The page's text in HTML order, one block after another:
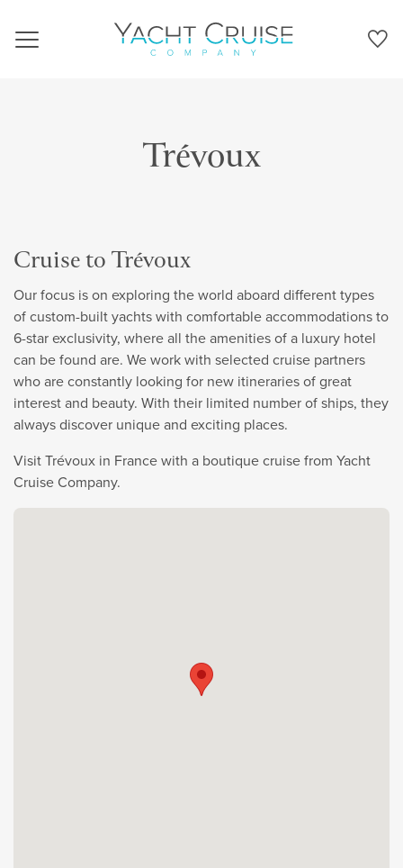
Navigation
Trévoux
Cruise to Trévoux
Our focus is on exploring the world aboard different types
of custom-built yachts with comfortable accommodations to
6-star exclusivity, where all the amenities of a luxury hotel
can be found are. We work with selected cruise partners
who are constantly looking for new itineraries of great
interest and beauty. With their limited number of ships, they
always discover unique and exciting places.
Visit Trévoux in France with a boutique cruise from Yacht
Cruise Company.